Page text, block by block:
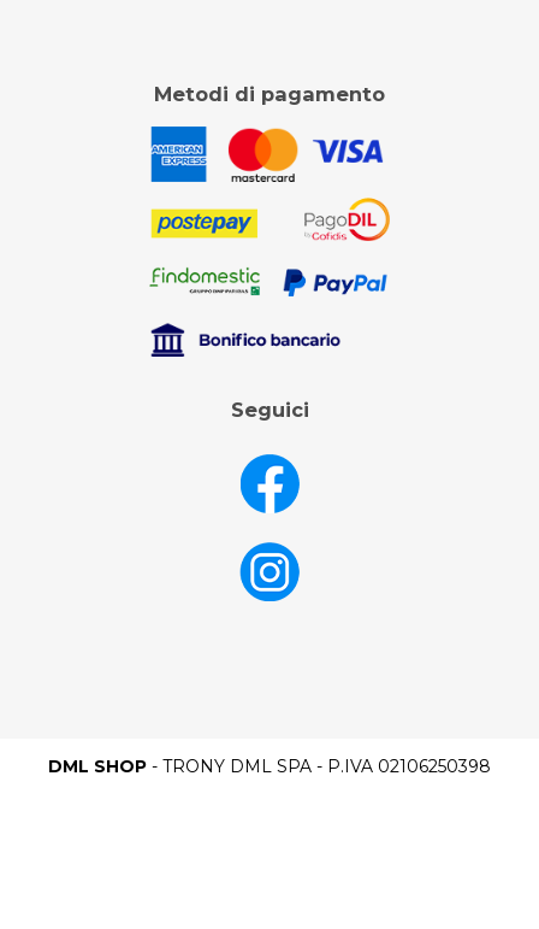
Metodi di pagamento
Seguici
DML SHOP - TRONY DML SPA - P.IVA 02106250398